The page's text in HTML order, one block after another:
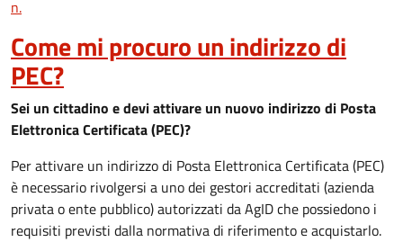
n.
Come mi procuro un indirizzo di
PEC?
Sei un cittadino e devi attivare un nuovo indirizzo di Posta
Elettronica Certificata (PEC)?
Per attivare un indirizzo di Posta Elettronica Certificata (PEC)
è necessario rivolgersi a uno dei gestori accreditati (azienda
privata o ente pubblico) autorizzati da AgID che possiedono i
requisiti previsti dalla normativa di riferimento e acquistarlo.